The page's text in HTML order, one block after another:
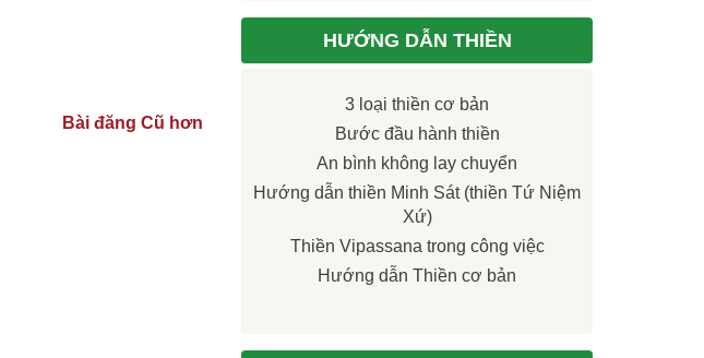
Bài đăng Cũ hơn
HƯỚNG DẪN THIỀN
3 loại thiền cơ bản
Bước đầu hành thiền
An bình không lay chuyển
Hướng dẫn thiền Minh Sát (thiền Tứ Niệm
Xứ)
Thiền Vipassana trong công việc
Hướng dẫn Thiền cơ bản